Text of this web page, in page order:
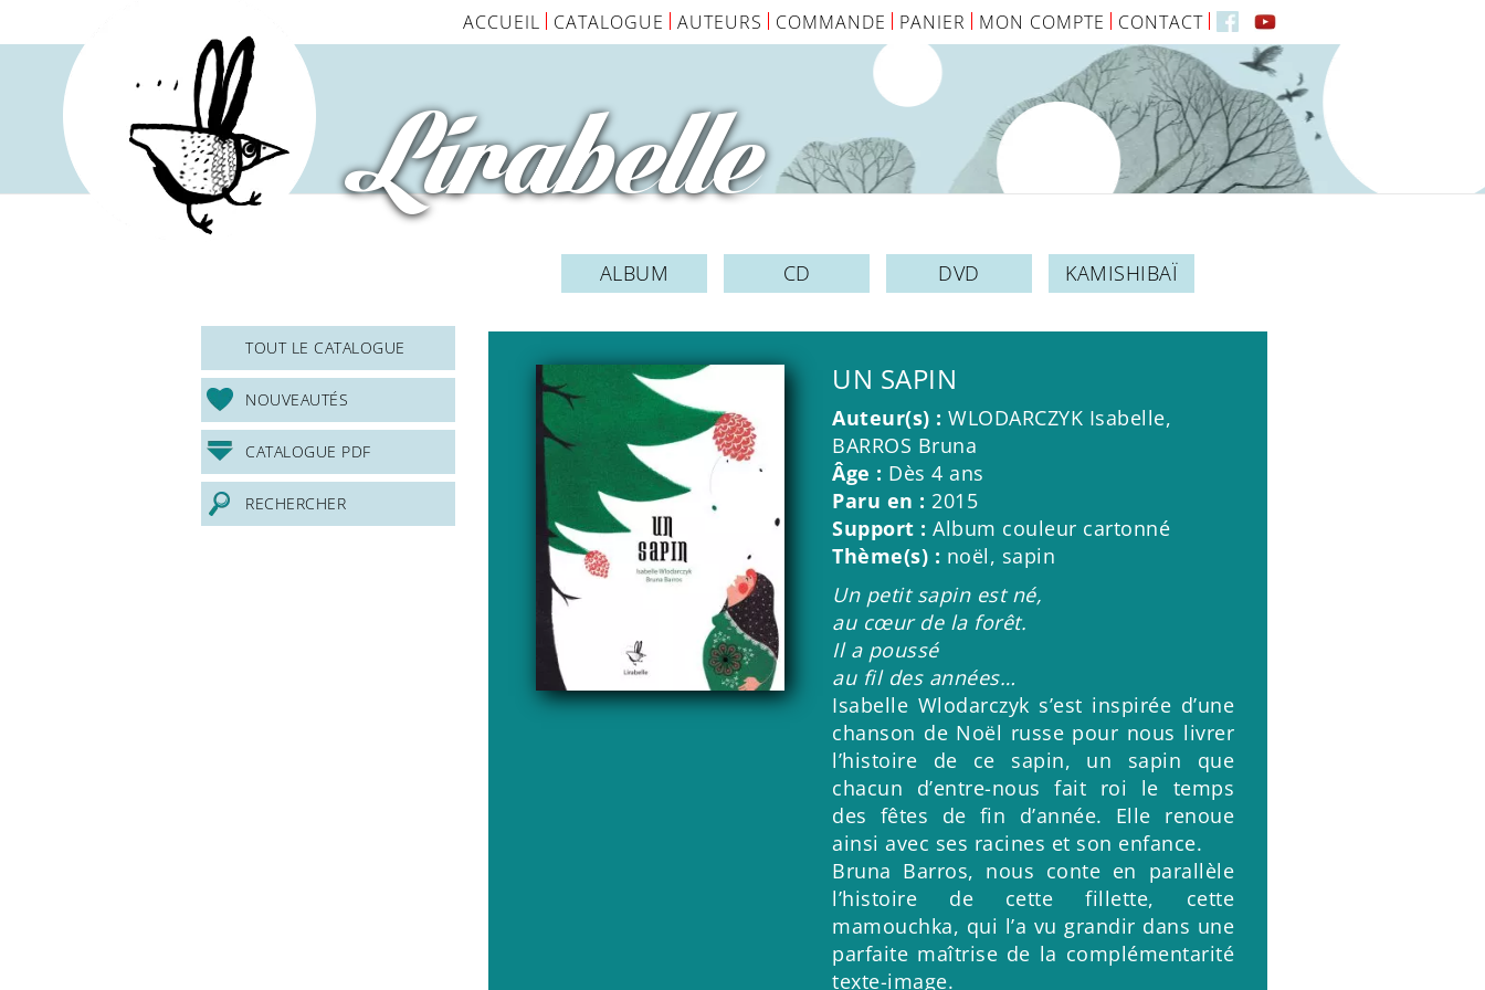
Lirabelle
ACCUEIL CATALOGUE AUTEURS COMMANDE PANIER MON COMPTE CONTACT
TOUT LE CATALOGUE
NOUVEAUTÉS
CATALOGUE PDF
RECHERCHER
ALBUM CD DVD KAMISHIBAÏ
UN SAPIN
Auteur(s) : WLODARCZYK Isabelle,
BARROS Bruna
Âge : Dès 4 ans
Paru en : 2015
Support : Album couleur cartonné
Thème(s) : noël, sapin
Un petit sapin est né,
au cœur de la forêt.
Il a poussé
au fil des années…
Isabelle Wlodarczyk s’est inspirée d’une
chanson de Noël russe pour nous livrer
l’histoire de ce sapin, un sapin que
chacun d’entre-nous fait roi le temps
des fêtes de fin d’année. Elle renoue
ainsi avec ses racines et son enfance.
Bruna Barros, nous conte en parallèle
l’histoire de cette fillette, cette
mamouchka, qui l’a vu grandir dans une
parfaite maîtrise de la complémentarité
texte-image.